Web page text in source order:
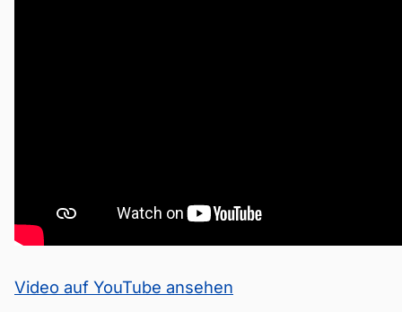
Video auf YouTube ansehen